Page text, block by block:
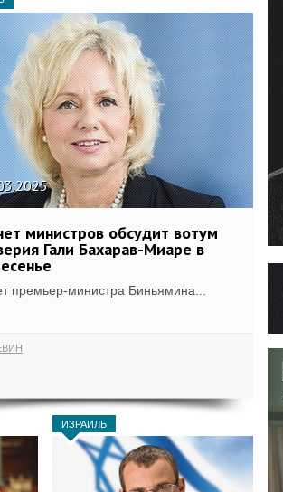
министров обсудит вотум
Гали Бахарав-Миаре в
премьер-министра Биньямина...
ИЗРАИЛЬ